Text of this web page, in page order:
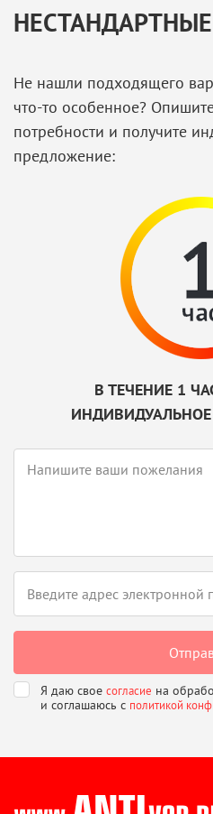
Не нашли подходящего
что-то особенное?
потребности и получите
предложение:
В ТЕЧЕНИЕ 1
Я даю свое согласие на
и соглашаюсь с политикой